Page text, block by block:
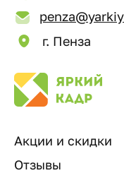
г. Пенза
Акции и скидки
Отзывы